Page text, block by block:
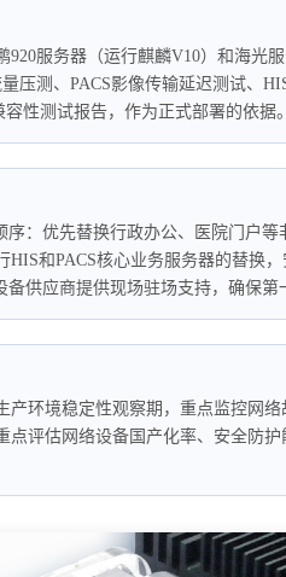
服务器（运行麒麟V10）和海光
压测、PACS影像传输延迟测试、
性测试报告，作为正式部署的依据。
：优先替换行政办公、医院门户
和PACS核心业务服务器的替换
供应商提供现场驻场支持，确保第
产环境稳定性观察期，重点监控网
点评估网络设备国产化率、安全防